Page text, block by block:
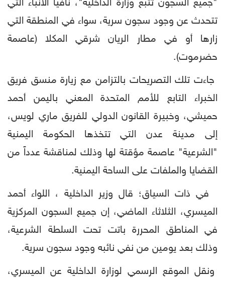
"جميع السجون تتبع وزارة الداخلية"، نافيا الأنباء التي
تتحدث عن وجود سجون سرية، سواء في المنطقة التي
زارها أو في مطار الريان شرقي المكلا (عاصمة
حضرموت).
جاءت تلك التصريحات بالتزامن مع زيارة منسق فريق
الخبراء التابع للأمم المتحدة المعني باليمن أحمد
حميشي، وخبيرة القانون الدولي للفريق ماري لويس،
إلى مدينة عدن التي تتخذها الحكومة اليمنية
"الشرعية" عاصمة مؤقتة لها وذلك لمناقشة عدداً من
القضايا والملفات على الساحة اليمنية.
في ذات السياق؛ قال وزير الداخلية ، اللواء أحمد
الميسري، الثلاثاء الماضي، إن جميع السجون المركزية
في المناطق المحررة باتت تحت السلطة الشرعية،
وذلك بعد يومين من نفي نائبه وجود سجون سرية.
ونقل الموقع الرسمي لوزارة الداخلية عن الميسري،